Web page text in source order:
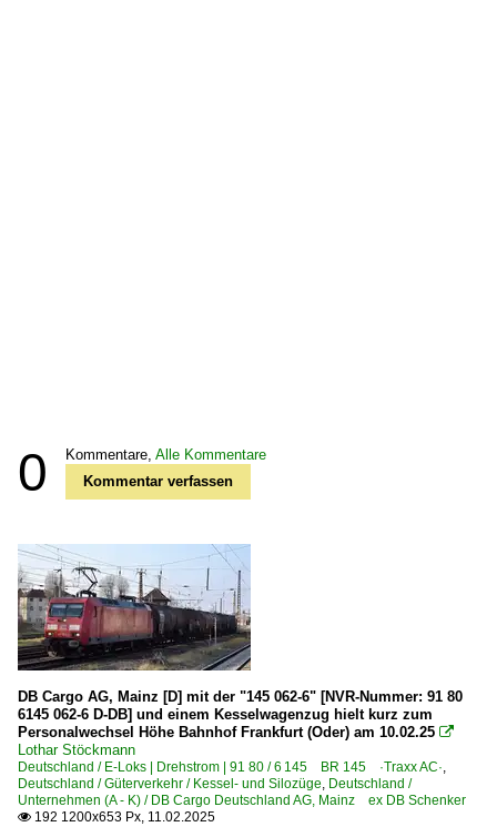
0 Kommentare, Alle Kommentare
Kommentar verfassen
DB Cargo AG, Mainz [D] mit der "145 062-6" [NVR-Nummer: 91 80
6145 062-6 D-DB] und einem Kesselwagenzug hielt kurz zum
Personalwechsel Höhe Bahnhof Frankfurt (Oder) am 10.02.25 
Lothar Stöckmann
Deutschland / E-Loks | Drehstrom | 91 80 / 6 145 BR 145 ·Traxx AC·,
Deutschland / Güterverkehr / Kessel- und Silozüge, Deutschland /
Unternehmen (A - K) / DB Cargo Deutschland AG, Mainz ex DB Schenker
 192 1200x653 Px, 11.02.2025